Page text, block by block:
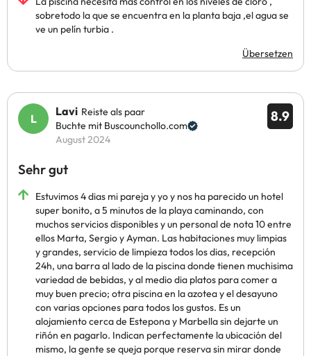
sobretodo la que se encuentra en la planta baja ,el agua se
ve un pelín turbia .
Übersetzen
8.9
Lavi Reiste als paar
Buchte mit Buscounchollo.com
August 2024
Sehr gut
Estuvimos 4 dias mi pareja y yo y nos ha parecido un hotel
super bonito, a 5 minutos de la playa caminando, con
muchos servicios disponibles y un personal de nota 10 entre
ellos Marta, Sergio y Ayman. Las habitaciones muy limpias
y grandes, servicio de limpieza todos los dias, recepción
24h, una barra al lado de la piscina donde tienen muchisima
variedad de bebidas, y al medio dia platos para comer a
muy buen precio; otra piscina en la azotea y el desayuno
con varias opciones para todos los gustos. Es un
alojamiento cerca de Estepona y Marbella sin dejarte un
riñón en pagarlo. Indican perfectamente la ubicación del
mismo, la gente se queja porque reserva sin mirar donde